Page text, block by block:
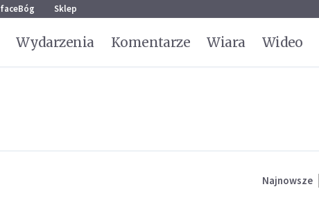
faceBóg Sklep
Wydarzenia Komentarze Wiara Wideo
Najnowsze